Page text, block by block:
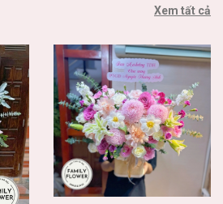
Xem tất cả